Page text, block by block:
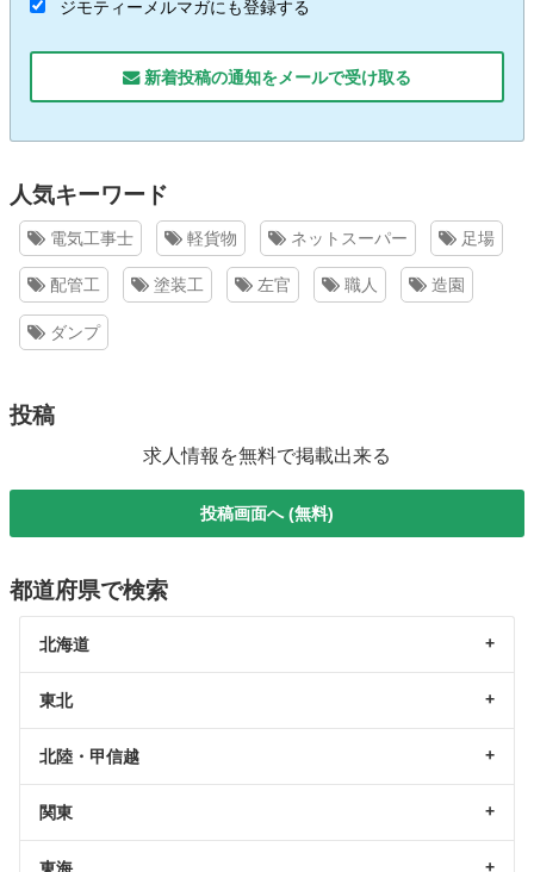
ジモティーメルマガにも登録する
新着投稿の通知をメールで受け取る
人気キーワード
電気工事士 軽貨物 ネットスーパー 足場
配管工 塗装工 左官 職人 造園
ダンプ
投稿
求人情報を無料で掲載出来る
投稿画面へ (無料)
都道府県で検索
北海道
東北
北陸・甲信越
関東